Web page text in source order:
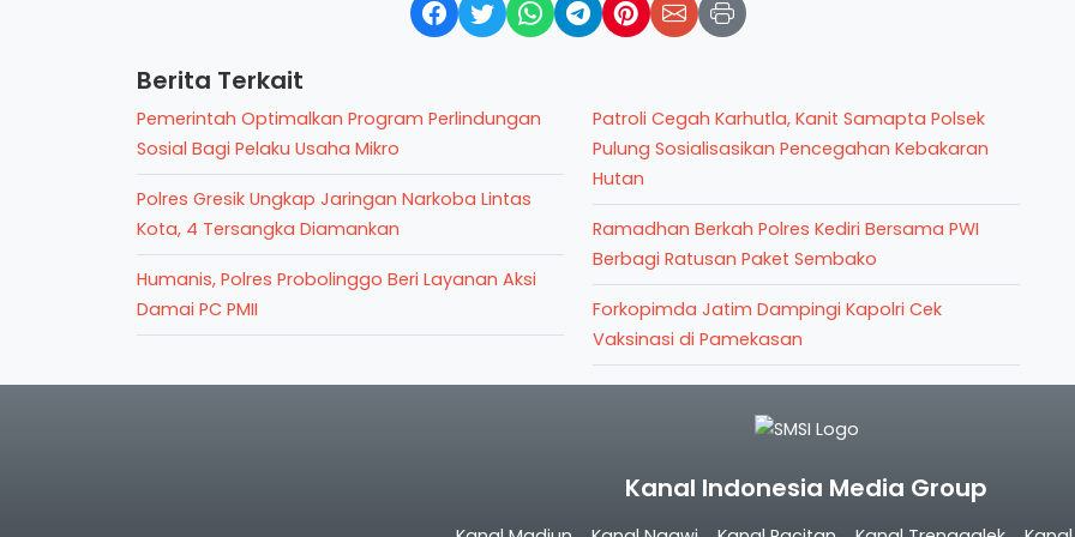
Berita Terkait
Pemerintah Optimalkan Program Perlindungan
Sosial Bagi Pelaku Usaha Mikro
Polres Gresik Ungkap Jaringan Narkoba Lintas
Kota, 4 Tersangka Diamankan
Humanis, Polres Probolinggo Beri Layanan Aksi
Damai PC PMII
Patroli Cegah Karhutla, Kanit Samapta Polsek
Pulung Sosialisasikan Pencegahan Kebakaran
Hutan
Ramadhan Berkah Polres Kediri Bersama PWI
Berbagi Ratusan Paket Sembako
Forkopimda Jatim Dampingi Kapolri Cek
Vaksinasi di Pamekasan
Kanal Indonesia Media Group